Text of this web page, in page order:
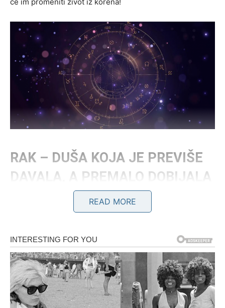
će im promeniti život iz korena!
RAK – DUŠA KOJA JE PREVIŠE
DAVALA, A PREMALO DOBIJALA
Rak je jedan od znakova koji je najviše patio u tišini. Ljudi
često misle da je Rak previše emotivan, ali niko ne vidi
pomagao drugima dok je njemu bilo najteže. Koliko puta
je praštao onima koji to nisu zaslužili.
Rak je mnogo puta ostao bez podrške onda kada mu je
bila najpotrebnija. Bio je rame za plakanje svima, ali kada
READ MORE